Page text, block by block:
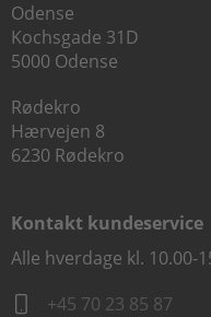
Odense
Kochsgade 31D
5000 Odense
Rødekro
Hærvejen 8
6230 Rødekro
Kontakt kundeservice
Alle hverdage kl. 10.00-
+45 70 23 85 87